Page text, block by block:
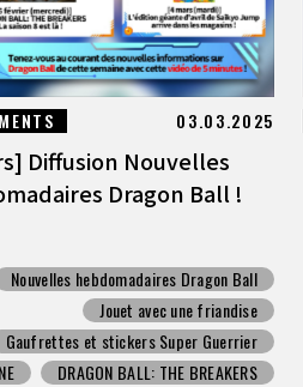
03.03.2025
Diffusion Nouvelles
Dragon Ball !
Nouvelles hebdomadaires Dragon Ball
Jouet avec une friandise
Gaufrettes et stickers Super Guerrier
DRAGON BALL: THE BREAKERS